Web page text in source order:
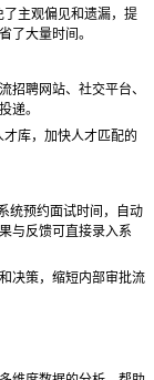
主观偏见和遗漏，提
了大量时间。
招聘网站、社交平台、
递。
才库，加快人才匹配的
统预约面试时间，自动
与反馈可直接录入系
决策，缩短内部审批流